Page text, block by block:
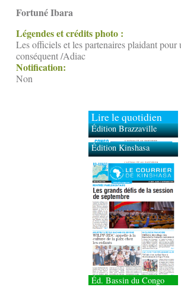
Fortuné Ibara
Légendes et crédits photo :
Les officiels et les partenaires plaidant pour
conséquent /Adiac
Notification:
Non
Lire le quotidien
Édition Brazzaville
Édition Kinshasa
Éd. Bassin du Congo